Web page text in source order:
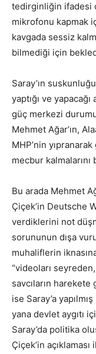
tedirginliğin ifadesi
mikrofonu kapmak
kavgada sessiz
bilmediği için
Saray’ın
yaptığı ve yapacağı
güç merkezi
Mehmet Ağar’ın,
MHP’nin yıpranarak
mecbur
Bu arada Mehmet
Çiçek’in Deutsche
verdiklerini not
sorununun dışa
muhaliflerin
“videoları
savcıların harekete
ise Saray’a
yana devlet aygıtı
Saray’da politika
Çiçek’in